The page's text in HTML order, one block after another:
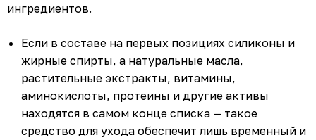
ингредиентов.
Если в составе на первых позициях силиконы и
жирные спирты, а натуральные масла,
растительные экстракты, витамины,
аминокислоты, протеины и другие активы
находятся в самом конце списка — такое
средство для ухода обеспечит лишь временный и